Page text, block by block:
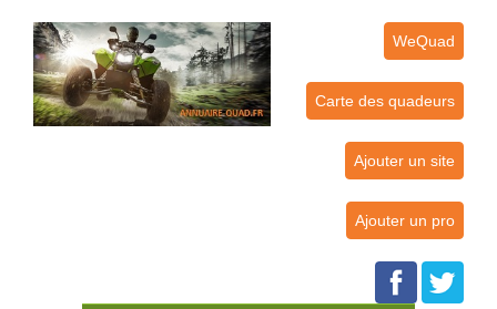
WeQuad
Carte des quadeurs
Ajouter un site
Ajouter un pro